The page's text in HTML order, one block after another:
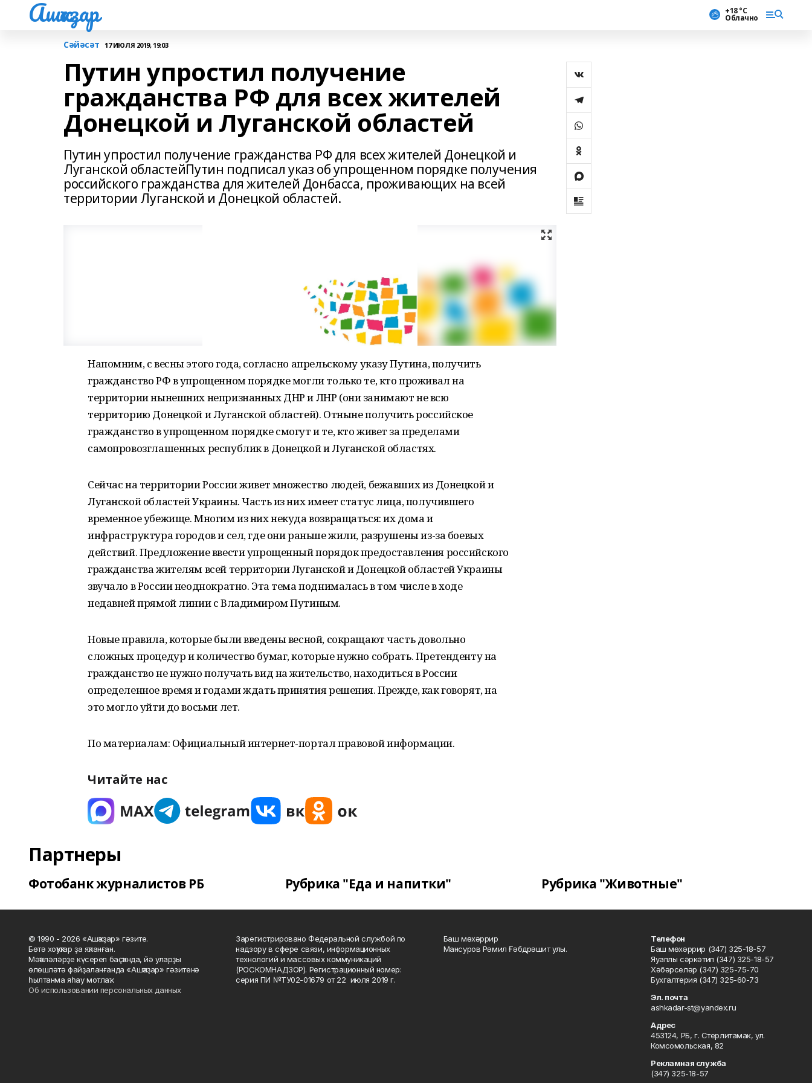
Ашҡаҙар +18 °С
Облачно
Сәйәсәт 17 ИЮЛЯ 2019, 19:03
Путин упростил получение
гражданства РФ для всех жителей
Донецкой и Луганской областей
Путин упростил получение гражданства РФ для всех жителей Донецкой и
Луганской областейПутин подписал указ об упрощенном порядке получения
российского гражданства для жителей Донбасса, проживающих на всей
территории Луганской и Донецкой областей.
Напомним, с весны этого года, согласно апрельскому указу Путина, получить
гражданство РФ в упрощенном порядке могли только те, кто проживал на
территории нынешних непризнанных ДНР и ЛНР (они занимают не всю
территорию Донецкой и Луганской областей). Отныне получить российское
гражданство в упрощенном порядке смогут и те, кто живет за пределами
самопровозглашенных республик в Донецкой и Луганской областях.
Сейчас на территории России живет множество людей, бежавших из Донецкой и
Луганской областей Украины. Часть из них имеет статус лица, получившего
временное убежище. Многим из них некуда возвращаться: их дома и
инфраструктура городов и сел, где они раньше жили, разрушены из-за боевых
действий. Предложение ввести упрощенный порядок предоставления российского
гражданства жителям всей территории Луганской и Донецкой областей Украины
звучало в России неоднократно. Эта тема поднималась в том числе в ходе
недавней прямой линии с Владимиром Путиным.
Новые правила, которые были введены весной, сокращают часть довольно
сложных процедур и количество бумаг, которые нужно собрать. Претенденту на
гражданство не нужно получать вид на жительство, находиться в России
определенное время и годами ждать принятия решения. Прежде, как говорят, на
это могло уйти до восьми лет.
По материалам: Официальный интернет-портал правовой информации.
Читайте нас
Партнеры
Фотобанк журналистов РБ Рубрика "Еда и напитки" Рубрика "Животные"
© 1990 - 2026 «Ашҡаҙар» гәзите.
Бөтә хоҡуҡтар ҙа яҡланған.
Мәҡәләләрҙе күсереп баҫҡанда, йә уларҙы
өлөшләтә файҙаланғанда «Ашҡаҙар» гәзитенә
һылтанма яһау мотлаҡ.
Об использовании персональных данных
Зарегистрировано Федеральной службой по
надзору в сфере связи, информационных
технологий и массовых коммуникаций
(РОСКОМНАДЗОР). Регистрационный номер:
серия ПИ №ТУ02-01679 от 22 июля 2019 г.
Баш мөхәррир
Мансуров Рәмил Ғәбдрәшит улы.
Телефон
Баш мөхәррир (347) 325-18-57
Яуаплы сәркәтип (347) 325-18-57
Хәбәрселәр (347) 325-75-70
Бухгалтерия (347) 325-60-73
Эл. почта
ashkadar-st@yandex.ru
Адрес
453124, РБ, г. Стерлитамак, ул.
Комсомольская, 82
Рекламная служба
(347) 325-18-57